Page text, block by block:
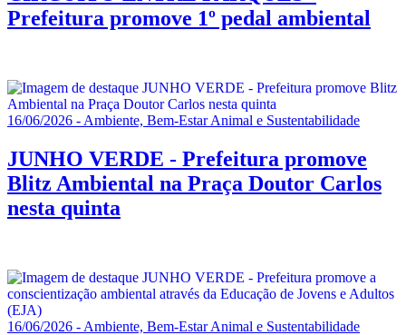
Prefeitura promove 1º pedal ambiental
16/06/2026 - Ambiente, Bem-Estar Animal e Sustentabilidade
JUNHO VERDE - Prefeitura promove
Blitz Ambiental na Praça Doutor Carlos
nesta quinta
16/06/2026 - Ambiente, Bem-Estar Animal e Sustentabilidade